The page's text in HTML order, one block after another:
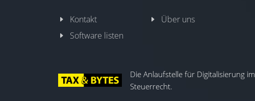
Kontakt
Über uns
Software listen
Die Anlaufstelle für Digitalisierung im
Steuerrecht.